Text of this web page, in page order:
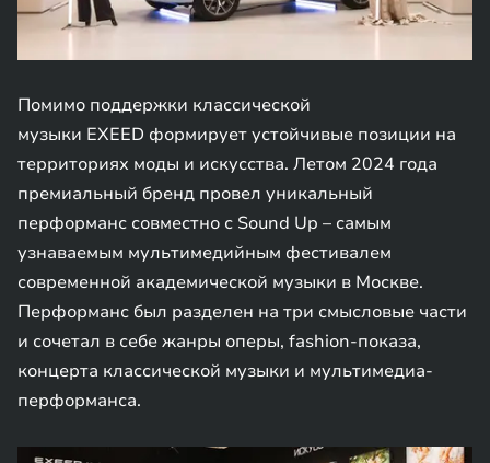
Помимо поддержки классической
музыки EXEED формирует устойчивые позиции на
территориях моды и искусства. Летом 2024 года
премиальный бренд провел уникальный
перформанс совместно с Sound Up – самым
узнаваемым мультимедийным фестивалем
современной академической музыки в Москве.
Перформанс был разделен на три смысловые части
и сочетал в себе жанры оперы, fashion-показа,
концерта классической музыки и мультимедиа-
перформанса.